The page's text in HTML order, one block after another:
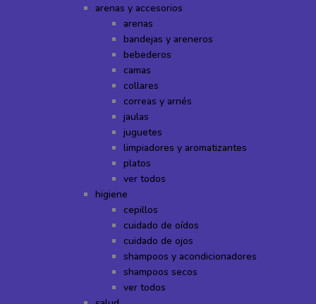
arenas y accesorios
arenas
bandejas y areneros
bebederos
camas
collares
correas y arnés
jaulas
juguetes
limpiadores y aromatizantes
platos
ver todos
higiene
cepillos
cuidado de oídos
cuidado de ojos
shampoos y acondicionadores
shampoos secos
ver todos